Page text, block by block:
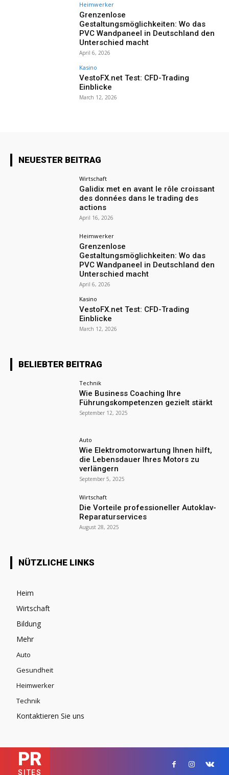
Heimwerker
Grenzenlose
Gestaltungsmöglichkeiten: Wo das
PVC Wandpaneel in Deutschland den
Unterschied macht
April 6, 2026
Kasino
VestoFX.net Test: CFD-Trading
Einblicke
March 12, 2026
NEUESTER BEITRAG
Wirtschaft
Galidix met en avant le rôle croissant
des données dans le trading des
actions
April 16, 2026
Heimwerker
Grenzenlose
Gestaltungsmöglichkeiten: Wo das
PVC Wandpaneel in Deutschland den
Unterschied macht
April 6, 2026
Kasino
VestoFX.net Test: CFD-Trading
Einblicke
March 12, 2026
BELIEBTER BEITRAG
Technik
Wie Business Coaching Ihre
Führungskompetenzen gezielt stärkt
September 12, 2025
Auto
Wie Elektromotorwartung Ihnen hilft,
die Lebensdauer Ihres Motors zu
verlängern
September 5, 2025
Wirtschaft
Die Vorteile professioneller Autoklav-
Reparaturservices
August 28, 2025
NÜTZLICHE LINKS
Heim
Wirtschaft
Bildung
Mehr
Auto
Gesundheit
Heimwerker
Technik
Kontaktieren Sie uns
PR
SITES